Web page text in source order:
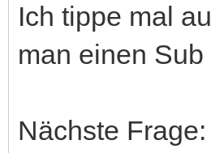
Ich tippe mal
man einen
Nächste Frage: